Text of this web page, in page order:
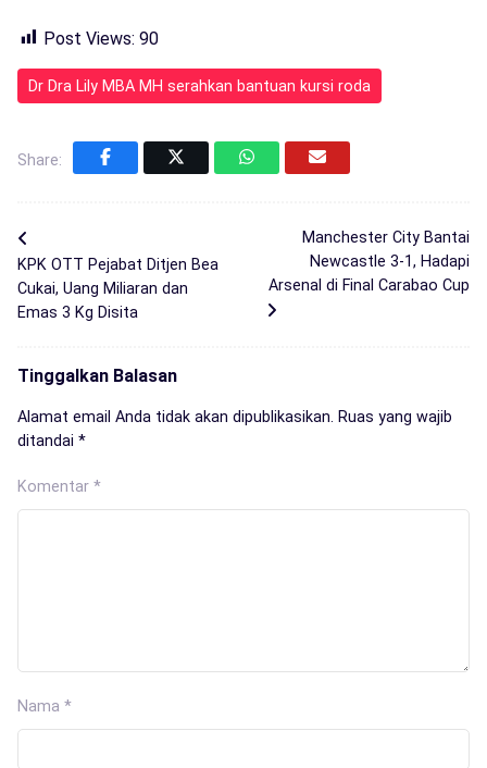
Post Views: 90
Dr Dra Lily MBA MH serahkan bantuan kursi roda
Share:
KPK OTT Pejabat Ditjen Bea
Cukai, Uang Miliaran dan
Emas 3 Kg Disita
Manchester City Bantai
Newcastle 3-1, Hadapi
Arsenal di Final Carabao Cup
Tinggalkan Balasan
Alamat email Anda tidak akan dipublikasikan. Ruas yang wajib
ditandai *
Komentar *
Nama *